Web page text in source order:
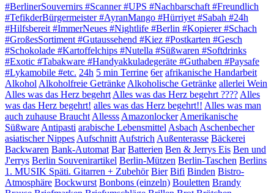
#BerlinerSouvernirs #Scanner #UPS #Nachbarschaft #Freundlich
#TefikderBürgermeister #AyranMango #Hürriyet #Sabah #24h
#Hilfsbereit #ImmerNeues #Nightlife #Berlin #Kopierer #Schach
#GroßesSortiment #Gutaussehend #Kiez #Postkarten #Gesch
#Schokolade #Kartoffelchips #Nutella #Süßwaren #Softdrinks
#Exotic #Tabakware #Handyakkuladegeräte #Guthaben #Paysafe
#Lykamobile #etc. 24h 5 min Terrine 6er afrikanische Handarbeit
Alkohol Alkoholfreie Getränke Alkoholische Getränke allerlei Wein
Alles was das Herz begehrt Alles was das Herz begehrt ???? Alles
was das Herz begehrt! alles was das Herz begehrt!! Alles was man
auch zuhause Braucht Allesss Amazonlocker Amerikanische
Süßware Antipasti arabische Lebensmittel Asbach Aschenbecher
asiatischer Nippes Aufschnitt Aufstrich Außenterasse Bäckerei
Backwaren Bank-Automat Bar Batterien Ben & Jerrys Eis Ben und
J'errys Berlin Souvenirartikel Berlin-Mützen Berlin-Taschen Berlins
1. MUSIK Späti. Gitarren + Zubehör Bier Bifi Binden Bistro-
Atmosphäre Bockwurst Bonbons (einzeln) Bouletten Brandy